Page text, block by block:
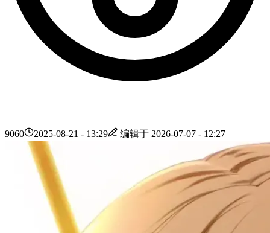
9060 2025-08-21 - 13:29 编辑于 2026-07-07 - 12:27